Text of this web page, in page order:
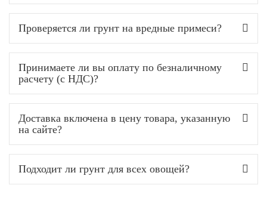
Проверяется ли грунт на вредные примеси?
Принимаете ли вы оплату по безналичному
расчету (с НДС)?
Доставка включена в цену товара, указанную
на сайте?
Подходит ли грунт для всех овощей?